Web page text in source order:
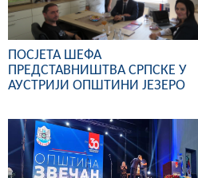
ПОСЈЕТА ШЕФА
ПРЕДСТАВНИШТВА СРПСКЕ У
АУСТРИЈИ ОПШТИНИ ЈЕЗЕРО